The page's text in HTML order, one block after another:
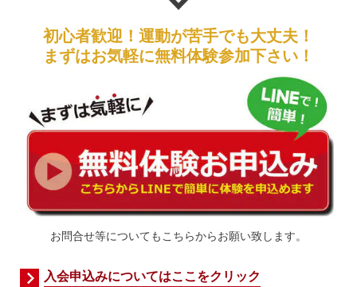
初心者歓迎！運動が苦手でも大丈夫！
まずはお気軽に無料体験参加下さい！
お問合せ等についてもこちらからお願い致します。
入会申込みについてはここをクリック